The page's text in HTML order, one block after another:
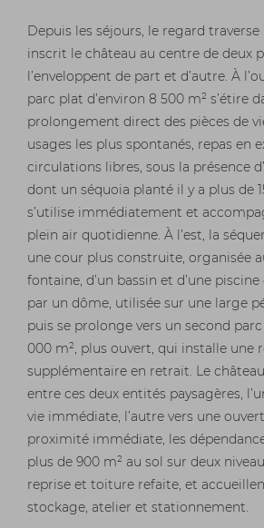
Depuis les séjours, le regard
inscrit le château au centre de deux
l’enveloppent de part et d’autre. À
parc plat d’environ 8 500 m² s’étire
prolongement direct des pièces de
usages les plus spontanés, repas en
circulations libres, sous la présence
dont un séquoia planté il y a plus de
s’utilise immédiatement et
plein air quotidienne. À l’est, la
une cour plus construite, organisée
fontaine, d’un bassin et d’une
par un dôme, utilisée sur une large
puis se prolonge vers un second
000 m², plus ouvert, qui installe une
supplémentaire en retrait. Le
entre ces deux entités paysagères,
vie immédiate, l’autre vers une
proximité immédiate, les
plus de 900 m² au sol sur deux
reprise et toiture refaite, et
stockage, atelier et stationnement.